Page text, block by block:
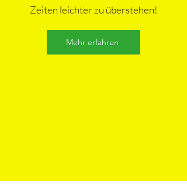
Zeiten leichter zu überstehen!
Mehr erfahren